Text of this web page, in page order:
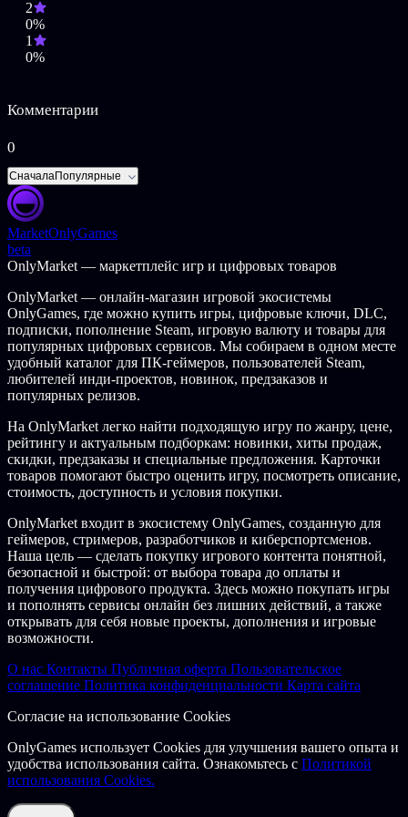
the Minifigure are trademarks of the LEGO Group. © 2015 The
LEGO Group. Jurassic World is a trademark and copyright of
Universal Studios and Amblin Entertainment, Inc. Licensed by
Universal Studios Licensing LLC. All Rights Reserved. All other
& © Warner Bros. Entertainment Inc.(s22)
2
0%
1
0%
Комментарии
0
СначалаПопулярные
MarketOnlyGames
beta
OnlyMarket — маркетплейс игр и цифровых товаров
OnlyMarket — онлайн-магазин игровой экосистемы
OnlyGames, где можно купить игры, цифровые ключи, DLC,
подписки, пополнение Steam, игровую валюту и товары для
популярных цифровых сервисов. Мы собираем в одном месте
удобный каталог для ПК-геймеров, пользователей Steam,
любителей инди-проектов, новинок, предзаказов и
популярных релизов.
На OnlyMarket легко найти подходящую игру по жанру, цене,
рейтингу и актуальным подборкам: новинки, хиты продаж,
скидки, предзаказы и специальные предложения. Карточки
товаров помогают быстро оценить игру, посмотреть описание,
стоимость, доступность и условия покупки.
OnlyMarket входит в экосистему OnlyGames, созданную для
геймеров, стримеров, разработчиков и киберспортсменов.
Наша цель — сделать покупку игрового контента понятной,
безопасной и быстрой: от выбора товара до оплаты и
получения цифрового продукта. Здесь можно покупать игры
и пополнять сервисы онлайн без лишних действий, а также
открывать для себя новые проекты, дополнения и игровые
возможности.
О нас Контакты Публичная оферта Пользовательское
соглашение Политика конфиденциальности Карта сайта
Согласие на использование Cookies
OnlyGames использует Cookies для улучшения вашего опыта и
удобства использования сайта. Ознакомьтесь с Политикой
использования Cookies.